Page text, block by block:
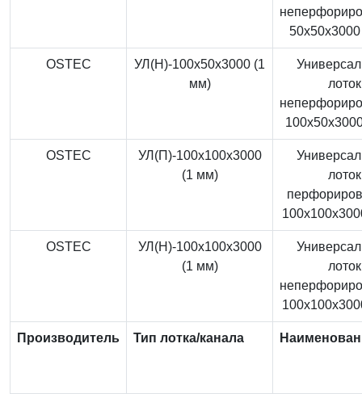
OSTEC
УЛ(Н)-100x50x3000 (1
мм)
лоток
OSTEC
УЛ(П)-100x100x3000
(1 мм)
лоток
OSTEC
УЛ(Н)-100x100x3000
(1 мм)
лоток
Производитель Тип лотка/канала